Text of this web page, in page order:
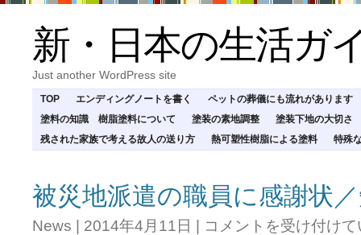
新・日本の生活ガ
Just another WordPress site
TOP エンディングノートを書く
ペットの葬儀にも流れがあります
塗料の知識 樹脂塗料について
塗装の素地調整
塗装下地の大切さ
残された家族で考える故人の送り方
熱可塑性樹脂による塗料 特殊
被災地派遣の職員に感謝状
News | 2014年4月11日 | 被
コメントを受け付け